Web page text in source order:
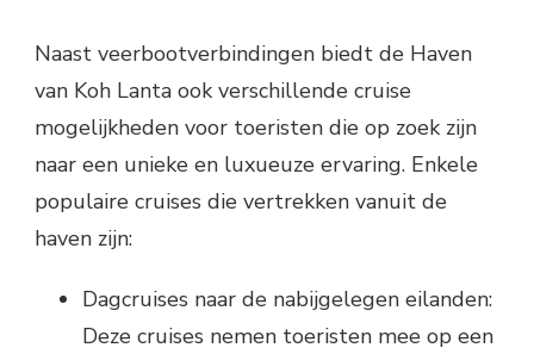
Naast veerbootverbindingen biedt de Haven
van Koh Lanta ook verschillende cruise
mogelijkheden voor toeristen die op zoek zijn
naar een unieke en luxueuze ervaring. Enkele
populaire cruises die vertrekken vanuit de
haven zijn:
Dagcruises naar de nabijgelegen eilanden:
Deze cruises nemen toeristen mee op een